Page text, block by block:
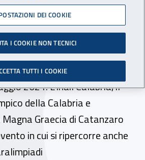
- "CIP: la ricerca
a servizio della
2021. L'Inail Calabria, il
della Calabria e
Graecia di Catanzaro
in cui si ripercorre anche
DEI COOKIE
I COOKIE NON TECNICI
TUTTI I COOKIE